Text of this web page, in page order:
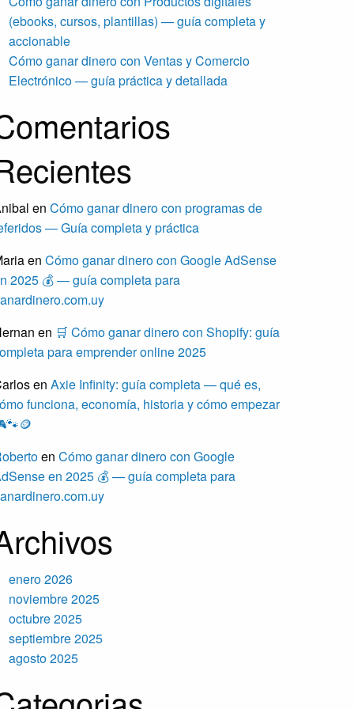
(ebooks, cursos, plantillas) — guía completa y
accionable
Cómo ganar dinero con Ventas y Comercio
Electrónico — guía práctica y detallada
en Cómo ganar dinero con programas de
— Guía completa y práctica
en Cómo ganar dinero con Google AdSense
2025 💰 — guía completa para
en 🛒 Cómo ganar dinero con Shopify: guía
para emprender online 2025
en Axie Infinity: guía completa — qué es,
funciona, economía, historia y cómo empezar
en Cómo ganar dinero con Google
en 2025 💰 — guía completa para
enero 2026
noviembre 2025
octubre 2025
septiembre 2025
agosto 2025